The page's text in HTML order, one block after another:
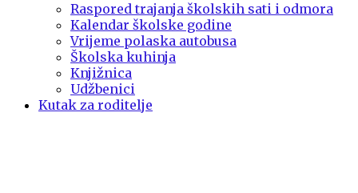
Raspored trajanja školskih sati i odmora
Kalendar školske godine
Vrijeme polaska autobusa
Školska kuhinja
Knjižnica
Udžbenici
Kutak za roditelje